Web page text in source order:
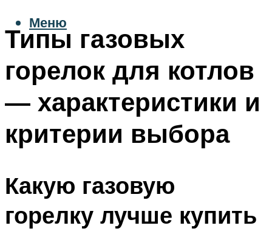
Меню
Типы газовых
горелок для котлов
— характеристики и
критерии выбора
Какую газовую
горелку лучше купить